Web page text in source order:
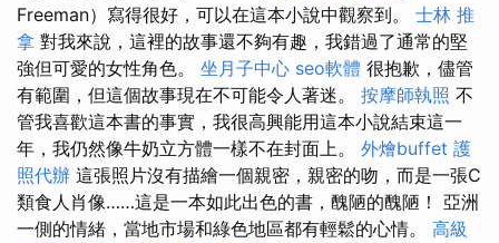
Freeman）寫得很好，可以在這本小說中觀察到。 士林 推
拿 對我來說，這裡的故事還不夠有趣，我錯過了通常的堅
強但可愛的女性角色。 坐月子中心 seo軟體 很抱歉，儘管
有範圍，但這個故事現在不可能令人著迷。 按摩師執照 不
管我喜歡這本書的事實，我很高興能用這本小說結束這一
年，我仍然像牛奶立方體一樣不在封面上。 外燴buffet 護
照代辦 這張照片沒有描繪一個親密，親密的吻，而是一張C
類食人肖像……這是一本如此出色的書，醜陋的醜陋！ 亞洲
一側的情緒，當地市場和綠色地區都有輕鬆的心情。 高級